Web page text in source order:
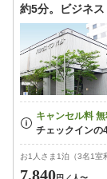
約5分。ビジネス
お1人さま1泊（3名1室
7,840